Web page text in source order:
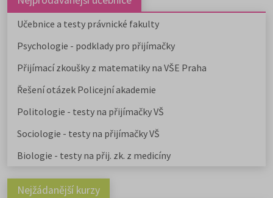
Učebnice a testy právnické fakulty
Psychologie - podklady pro přijímačky
Přijímací zkoušky z matematiky na VŠE Praha
Řešení otázek Policejní akademie
Politologie - testy na přijímačky VŠ
Sociologie - testy na přijímačky VŠ
Biologie - testy na přij. zk. z medicíny
Nejžádanější kurzy